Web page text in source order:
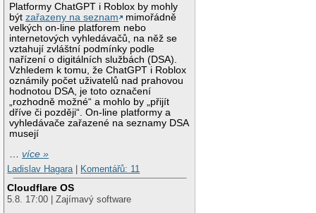
Platformy ChatGPT i Roblox by mohly
býtzařazeny na seznam
mimořádně
velkých on-line platforem nebo
internetových vyhledávačů, na něž se
vztahují zvláštní podmínky podle
nařízení o digitálních službách (DSA).
Vzhledem k tomu, že ChatGPT i Roblox
oznámily počet uživatelů nad prahovou
hodnotou DSA, je toto označení
„rozhodně možné“ a mohlo by „přijít
dříve či později“. On-line platformy a
vyhledávače zařazené na seznamy DSA
musejí
…více »
Ladislav Hagara| Komentářů: 11
Cloudflare OS
5.8. 17:00 | Zajímavý software